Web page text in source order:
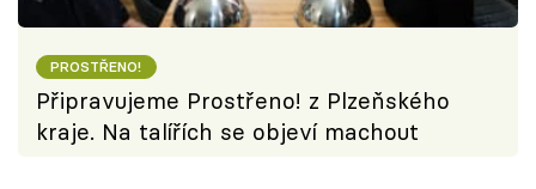
PROSTŘENO!
Připravujeme Prostřeno! z Plzeňského
kraje. Na talířích se objeví machout